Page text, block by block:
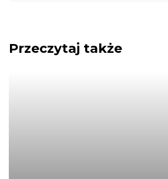
Przeczytaj także